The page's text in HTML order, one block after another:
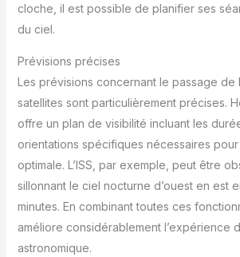
cloche, il est possible de planifier ses
du ciel.
Prévisions précises
Les prévisions concernant le passage de
satellites sont particulièrement précises.
offre un plan de visibilité incluant les
orientations spécifiques nécessaires
optimale. L’ISS, par exemple, peut être
sillonnant le ciel nocturne d’ouest en est
minutes. En combinant toutes ces
améliore considérablement l’expérience
astronomique.